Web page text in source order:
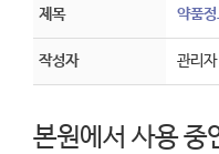
제목 약품
작성자 관리자
본원에서 사용